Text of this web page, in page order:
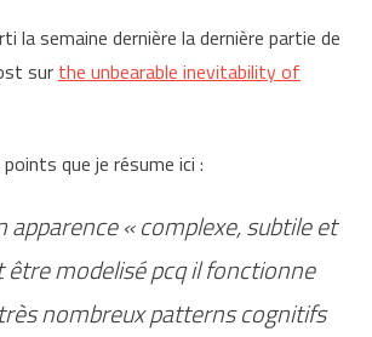
la semaine dernière la dernière partie de
sur the unbearable inevitability of
que je résume ici :
apparence « complexe, subtile et
être modelisé pcq il fonctionne
nombreux patterns cognitifs